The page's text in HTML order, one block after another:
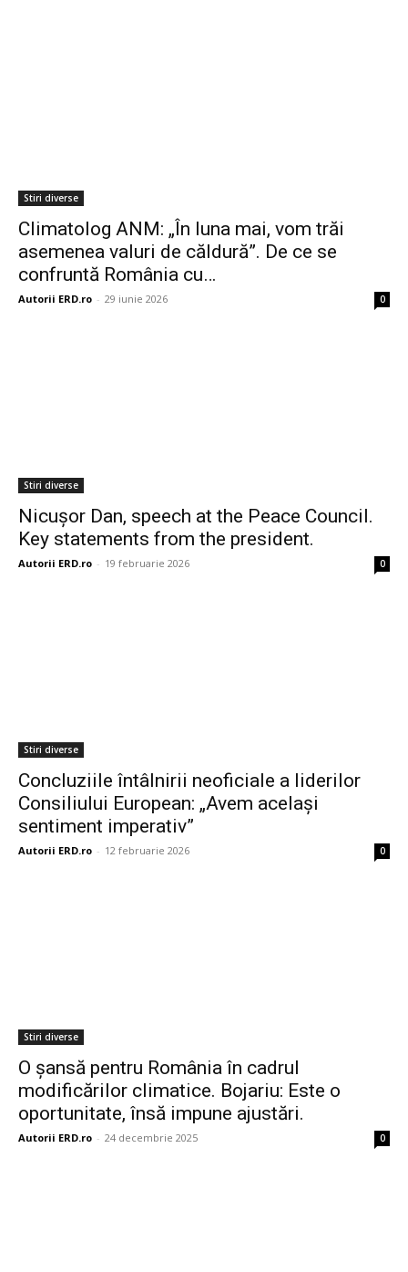
Stiri diverse
Climatolog ANM: „În luna mai, vom trăi
asemenea valuri de căldură”. De ce se
confruntă România cu…
Autorii ERD.ro - 29 iunie 2026 0
Stiri diverse
Nicușor Dan, speech at the Peace Council.
Key statements from the president.
Autorii ERD.ro - 19 februarie 2026 0
Stiri diverse
Concluziile întâlnirii neoficiale a liderilor
Consiliului European: „Avem acelaşi
sentiment imperativ”
Autorii ERD.ro - 12 februarie 2026 0
Stiri diverse
O șansă pentru România în cadrul
modificărilor climatice. Bojariu: Este o
oportunitate, însă impune ajustări.
Autorii ERD.ro - 24 decembrie 2025 0